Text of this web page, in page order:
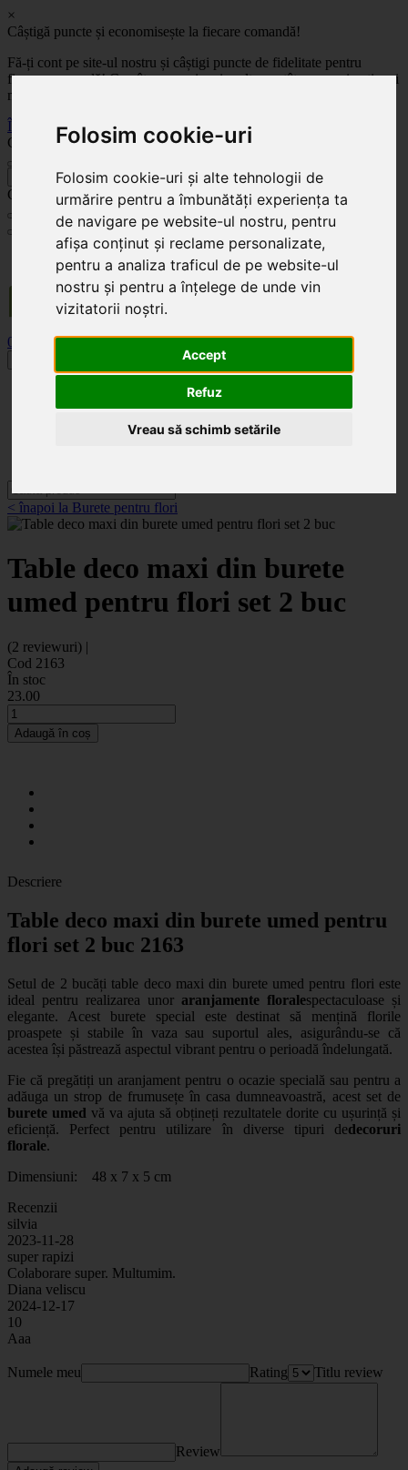
Folosim cookie-uri
Folosim cookie-uri și alte tehnologii de
urmărire pentru a îmbunătăți experiența ta
de navigare pe website-ul nostru, pentru
afișa conținut și reclame personalizate,
pentru a analiza traficul de pe website-ul
nostru și pentru a înțelege de unde vin
vizitatorii noștri.
Accept
Refuz
Vreau să schimb setările
×
Câștigă puncte și economisește la fiecare comandă!
Fă-ți cont pe site-ul nostru și câștigi puncte de fidelitate pentru
fiecare comandă! Cu cât comanzi mai mult, cu atât economisești mai
mult!
Înregistrează-te acum
Celoplast
Celoplast
Transportul este GRATUIT pentru comenzile mai mari de 350 Lei. Comanda minimă în
valoare de 100 Lei. Expediere în 1 - 2 zile lucrătoare.
0
Categorii
< înapoi la Burete pentru flori
Table deco maxi din burete
umed pentru flori set 2 buc
(2 reviewuri) |
Cod 2163
În stoc
23.00
Adaugă în coș
Descriere
Table deco maxi din burete umed pentru
flori set 2 buc 2163
Setul de 2 bucăți table deco maxi din burete umed pentru flori este
ideal pentru realizarea unor aranjamente floralespectaculoase și
elegante. Acest burete special este destinat să mențină florile
proaspete și stabile în vaza sau suportul ales, asigurându-se că
acestea își păstrează aspectul vibrant pentru o perioadă îndelungată.
Fie că pregătiți un aranjament pentru o ocazie specială sau pentru a
adăuga un strop de frumusețe în casa dumneavoastră, acest set de
burete umed vă va ajuta să obțineți rezultatele dorite cu ușurință și
eficiență. Perfect pentru utilizare în diverse tipuri dedecoruri
florale.
Dimensiuni: 48 x 7 x 5 cm
Recenzii
silvia
2023-11-28
super rapizi
Colaborare super. Multumim.
Diana veliscu
2024-12-17
10
Aaa
Numele meu Rating Titlu review
Review